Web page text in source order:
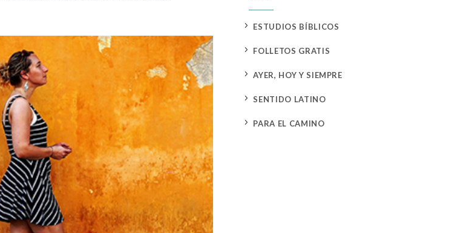
5 ESTUDIOS BÍBLICOS
5 FOLLETOS GRATIS
5 AYER, HOY Y SIEMPRE
5 SENTIDO LATINO
5 PARA EL CAMINO